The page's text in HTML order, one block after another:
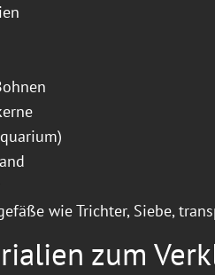
wie Trichter, Siebe,
zum